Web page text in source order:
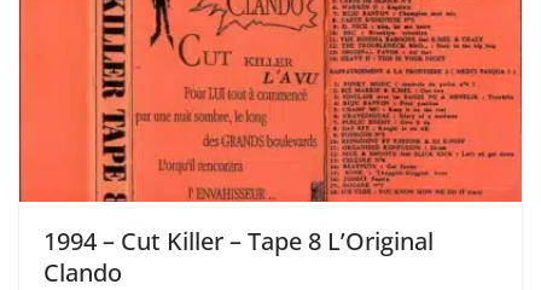
1994 – Cut Killer – Tape 8 L’Original
Clando